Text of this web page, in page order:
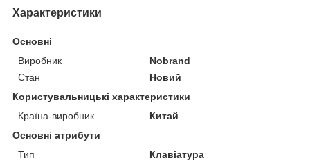
Характеристики
Основні
Виробник
Nobrand
Стан
Новий
Користувальницькі характеристики
Країна-виробник
Китай
Основні атрибути
Тип
Клавіатура